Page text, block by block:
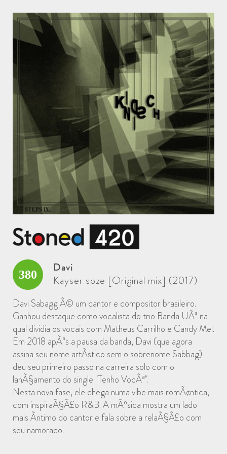
380
Davi
Kayser soze [Original mix] (2017)
Davi Sabagg Ã© um cantor e compositor brasileiro.
Ganhou destaque como vocalista do trio Banda UÃ³ na
qual dividia os vocais com Matheus Carrilho e Candy Mel.
Em 2018 apÃ³s a pausa da banda, Davi (que agora
assina seu nome artÃ­stico sem o sobrenome Sabbag)
deu seu primeiro passo na carreira solo com o
lanÃ§amento do single "Tenho VocÃª".
Nesta nova fase, ele chega numa vibe mais romÃ¢ntica,
com inspiraÃ§Ã£o R&B. A mÃºsica mostra um lado
mais Ã­ntimo do cantor e fala sobre a relaÃ§Ã£o com
seu namorado.